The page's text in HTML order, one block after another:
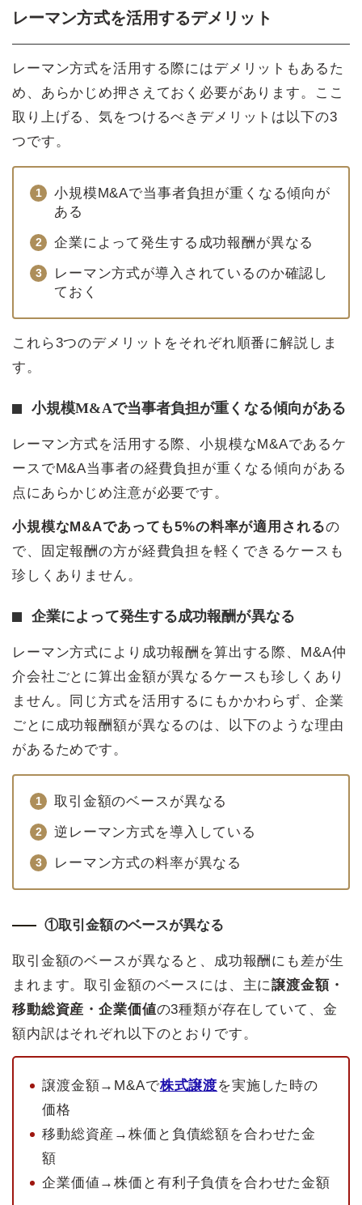
レーマン方式を活用するデメリット
レーマン方式を活用する際にはデメリットもあるた
め、あらかじめ押さえておく必要があります。ここ
取り上げる、気をつけるべきデメリットは以下の3
つです。
小規模M&Aで当事者負担が重くなる傾向が
ある
企業によって発生する成功報酬が異なる
レーマン方式が導入されているのか確認し
ておく
これら3つのデメリットをそれぞれ順番に解説しま
す。
小規模M&Aで当事者負担が重くなる傾向がある
レーマン方式を活用する際、小規模なM&Aであるケ
ースでM&A当事者の経費負担が重くなる傾向がある
点にあらかじめ注意が必要です。
小規模なM&Aであっても5%の料率が適用されるの
で、固定報酬の方が経費負担を軽くできるケースも
珍しくありません。
企業によって発生する成功報酬が異なる
レーマン方式により成功報酬を算出する際、M&A仲
介会社ごとに算出金額が異なるケースも珍しくあり
ません。同じ方式を活用するにもかかわらず、企業
ごとに成功報酬額が異なるのは、以下のような理由
があるためです。
取引金額のベースが異なる
逆レーマン方式を導入している
レーマン方式の料率が異なる
①取引金額のベースが異なる
取引金額のベースが異なると、成功報酬にも差が生
まれます。取引金額のベースには、主に譲渡金額・
移動総資産・企業価値の3種類が存在していて、金
額内訳はそれぞれ以下のとおりです。
譲渡金額→M&Aで株式譲渡を実施した時の
価格
移動総資産→株価と負債総額を合わせた金
額
企業価値→株価と有利子負債を合わせた金額